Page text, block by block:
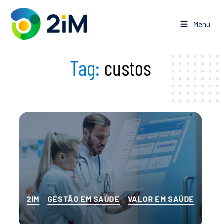
para
conteúdo
Menu
Tag: custos
Categorias
2IM GESTÃO EM SAÚDE VALOR EM SAÚDE